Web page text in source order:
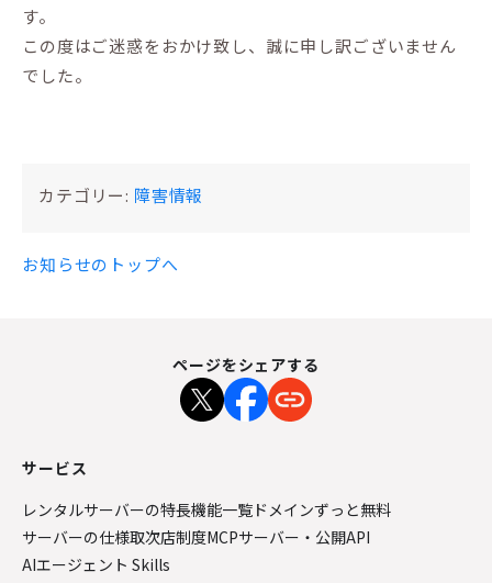
す。
この度はご迷惑をおかけ致し、誠に申し訳ございません
でした。
カテゴリー: 障害情報
お知らせのトップへ
ページをシェアする
サービス
レンタルサーバーの特長機能一覧 ドメインずっと無料
サーバーの仕様取次店制度MCPサーバー・公開API
AIエージェント Skills